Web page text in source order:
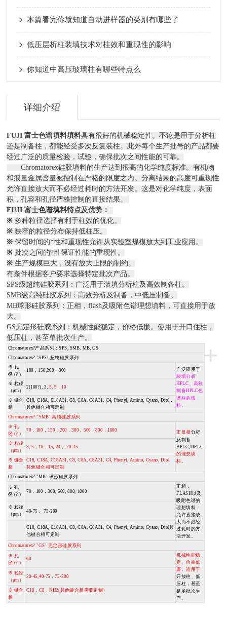
本篇看完你就知道自动进样器的类别有哪些了
低压层析柱装填技术对柱效和重现性的影响
你知道中高压玻璃柱有哪些特点么
详细介绍
FUJI 富士色谱填料填料具有很好的机械稳定性。不论是用于分析柱
还是制备柱，都能经受多次反复装柱。此外每个生产批号的产品都要
经过广泛的质量检验，试验，确保批次之间性能的可靠。
Chromatorex硅胶填料的生产达到很高的化学纯度标准。有机物
和痕量金属含量被控制在严格的限度之内。分离结果的高度可重现性
允许直接放大而不必经过耗时的方法开发。这是对化学纯度，表面
积，孔容和孔径严格控制的直接结果。
FUJI 富士色谱填料特点及优势：
※ 多种粒径选择有利于柱效的优化。
※ 狭窄的粒径分布保持低柱压。
※ 保留时间的*性和重现性允许从实验室规模放大到工业应用。
※ 批次之间的*性保证性能的重现性。
※ 生产规模巨大，没有放大上限的制约。
有条件根据客户要求选择特定批次产品。
SPS级超纯硅胶系列：广泛用于装填分析柱及高效制备柱。
SMB级高纯硅胶系列：高效分析及制备，中低压制备。
MB球形硅胶系列：正相，flash及吸附色谱理想填料，可直接用于放
大。
GS无定形硅胶系列：机械性能稳定，价格低廉。使用于开口住柱，
低压柱，甚至单批次生产。
+
Chromatorex?产品系列：SPS, SMB, MB, GS
Chromatorex? "SPS"超纯硅胶系列
※ 孔
径 (? )
100 ，150,200，300
广泛应用于
装填分析
HPLC、高校
制备HPLC色
谱柱的填
料。
※ 粒径
（μm）
2(100?), 3,5, 9， 10
※ 键合
相
C18, C18A, C18A31, C8, C8A, C8A31, C4, Phenyl, Amino, Cyano, Diol，
其他键合相可定制
Chromatorex? "SMB" 高纯硅胶系列
※ 孔
径 (? )
70，100，150，200，300，500，800，1000 正反相分析
及制备
HPLC,MPLC
的理想填
料。
※ 粒径
（μm）
3, 5，10，15, 20， 20-45
※ 键合
相
C18, C18A, C18A31, C8, C8A, C8A31, C4, Phenyl, Amino, Cyano, Diol.
其他键合相可定制
Chromatorex? "MB"球形硅胶系列
※ 孔
径 (? )
70， 100 ，300, 500, 800, 1000
正相，
FLASH 以及
吸附色谱的
理想填料，
允许直接放
大而不必经
过耗时的方
法开发。
※ 粒径
（μm）
40-75 75-200
C18, C18A, C18A31, C8, C8A, C8A31, C4, Phenyl, Amino, Cyano, Diol其
他键合相可定制
Chromatorex? "GS" 无定形硅胶系列
※ 孔
径 (? )
60
机械性能稳
定、价格低
廉。适用于
开放柱、低
压柱，甚至
是单批次生
产
※ 粒径
（μm）
20-45,40-75，75-200
※ 键合
相
C18，C8，NH2(其他键合相需要定制）